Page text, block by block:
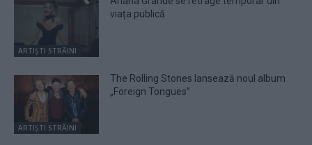
ARTIȘTI STRĂINI
viața publică
ARTIȘTI STRĂINI
The Rolling Stones lansează noul album
„Foreign Tongues”